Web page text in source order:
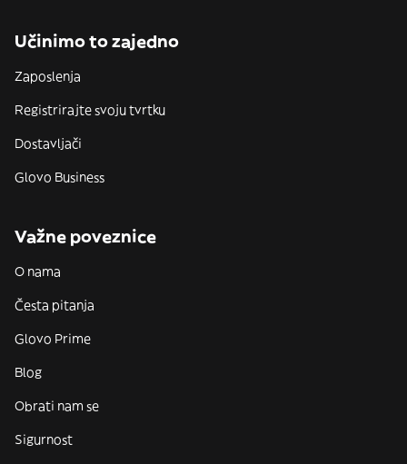
Učinimo to zajedno
Zaposlenja
Registrirajte svoju tvrtku
Dostavljači
Glovo Business
Važne poveznice
O nama
Česta pitanja
Glovo Prime
Blog
Obrati nam se
Sigurnost